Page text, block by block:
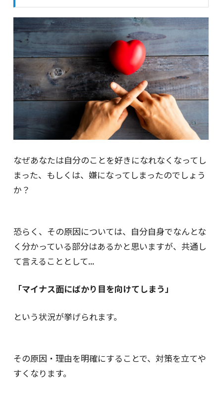
なぜあなたは自分のことを好きになれなくなってし
まった、もしくは、嫌になってしまったのでしょう
か？
恐らく、その原因については、自分自身でなんとな
く分かっている部分はあるかと思いますが、共通し
て言えることとして...
「マイナス面にばかり目を向けてしまう」
という状況が挙げられます。
その原因・理由を明確にすることで、対策を立てや
すくなります。